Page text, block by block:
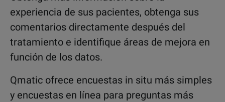
experiencia de sus pacientes, obtenga sus
comentarios directamente después del
tratamiento e identifique áreas de mejora en
función de los datos.
Qmatic ofrece encuestas in situ más simples
y encuestas en línea para preguntas más